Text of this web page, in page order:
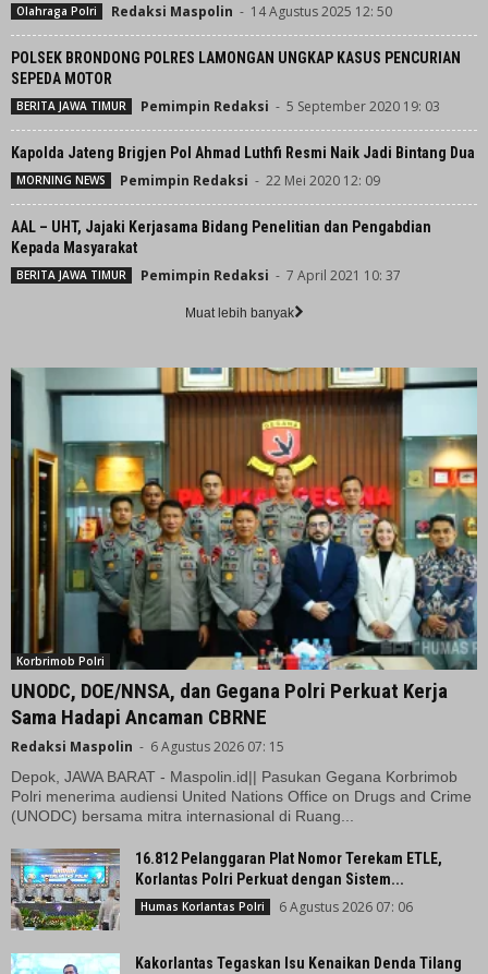
Olahraga Polri Redaksi Maspolin - 14 Agustus 2025 12: 50
POLSEK BRONDONG POLRES LAMONGAN UNGKAP KASUS PENCURIAN
SEPEDA MOTOR
BERITA JAWA TIMUR Pemimpin Redaksi - 5 September 2020 19: 03
Kapolda Jateng Brigjen Pol Ahmad Luthfi Resmi Naik Jadi Bintang Dua
MORNING NEWS Pemimpin Redaksi - 22 Mei 2020 12: 09
AAL – UHT, Jajaki Kerjasama Bidang Penelitian dan Pengabdian
Kepada Masyarakat
BERITA JAWA TIMUR Pemimpin Redaksi - 7 April 2021 10: 37
Muat lebih banyak
Korbrimob Polri
UNODC, DOE/NNSA, dan Gegana Polri Perkuat Kerja
Sama Hadapi Ancaman CBRNE
Redaksi Maspolin - 6 Agustus 2026 07: 15
Depok, JAWA BARAT - Maspolin.id|| Pasukan Gegana Korbrimob
Polri menerima audiensi United Nations Office on Drugs and Crime
(UNODC) bersama mitra internasional di Ruang...
16.812 Pelanggaran Plat Nomor Terekam ETLE,
Korlantas Polri Perkuat dengan Sistem...
Humas Korlantas Polri 6 Agustus 2026 07: 06
Kakorlantas Tegaskan Isu Kenaikan Denda Tilang